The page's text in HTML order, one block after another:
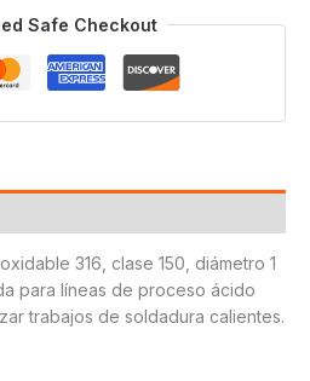
Safe Checkout
316, clase 150, diámetro 1
para líneas de proceso ácido
trabajos de soldadura calientes.